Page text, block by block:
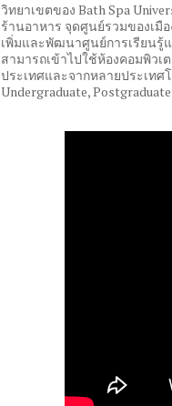
วิทยาเขตของ Bath Spa
ร้านอาหาร จุดศูนย์รวมของเมื
เพิ่มและพัฒนาศูนย์การเรียนรู้
สามารถเข้าไปใช้ห้องคอมพิว
ประเทศและจากหลายประเท
Undergraduate,